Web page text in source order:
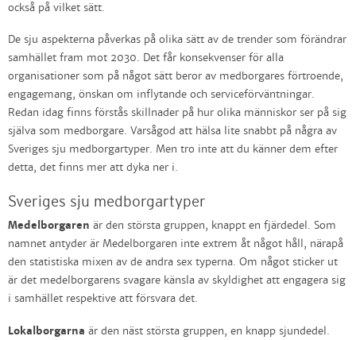
också på vilket sätt.
De sju aspekterna påverkas på olika sätt av de trender som förändrar
samhället fram mot 2030. Det får konsekvenser för alla
organisationer som på något sätt beror av medborgares förtroende,
engagemang, önskan om inflytande och serviceförväntningar.
Redan idag finns förstås skillnader på hur olika människor ser på sig
själva som medborgare. Varsågod att hälsa lite snabbt på några av
Sveriges sju medborgartyper. Men tro inte att du känner dem efter
detta, det finns mer att dyka ner i.
Sveriges sju medborgartyper
Medelborgaren är den största gruppen, knappt en fjärdedel. Som
namnet antyder är Medelborgaren inte extrem åt något håll, närapå
den statistiska mixen av de andra sex typerna. Om något sticker ut
är det medelborgarens svagare känsla av skyldighet att engagera sig
i samhället respektive att försvara det.
Lokalborgarna är den näst största gruppen, en knapp sjundedel.